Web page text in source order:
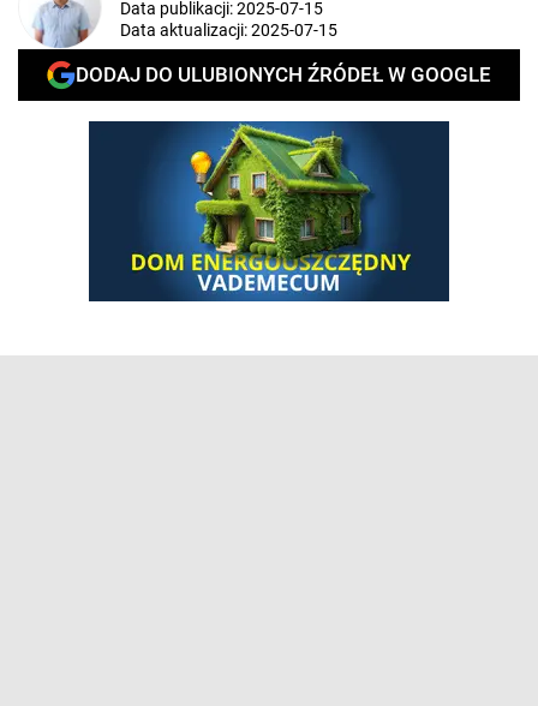
Data publikacji:2025-07-15
Data aktualizacji:2025-07-15
DODAJ DO ULUBIONYCH ŹRÓDEŁ W GOOGLE